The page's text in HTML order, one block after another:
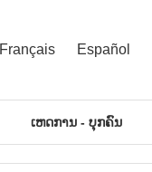
Français Español
ເຫດການ - ບຸກຄົນ